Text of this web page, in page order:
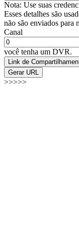
Nota: Use suas
Esses detalhes são
não são enviados para
Canal
você tenha um DVR.
Link de
Gerar URL
>>>>>